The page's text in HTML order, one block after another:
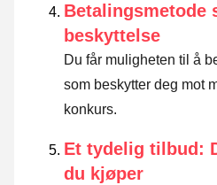
Betalingsmetode
beskyttelse
Du får muligheten til å
som beskytter deg mot
konkurs.
Et tydelig tilbud:
du kjøper